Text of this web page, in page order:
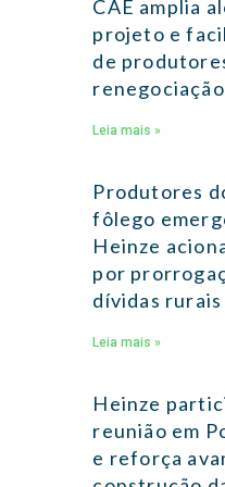
CAE amplia
projeto e
de
renegociação
Leia mais »
Produtores
fôlego
Heinze
por
dívidas rurais
Leia mais »
Heinze
reunião em
e reforça